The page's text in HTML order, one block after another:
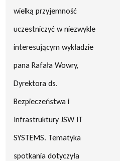
wielką przyjemność
uczestniczyć w niezwykle
interesującym wykładzie
pana Rafała Wowry,
Dyrektora ds.
Bezpieczeństwa i
Infrastruktury JSW IT
SYSTEMS. Tematyka
spotkania dotyczyła